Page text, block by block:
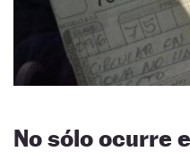
No sólo ocurre